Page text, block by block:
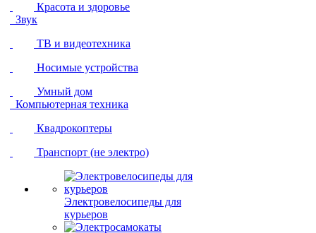
Красота и здоровье
Звук
ТВ и видеотехника
Носимые устройства
Умный дом
Компьютерная техника
Квадрокоптеры
Транспорт (не электро)
Электровелосипеды для
курьеров